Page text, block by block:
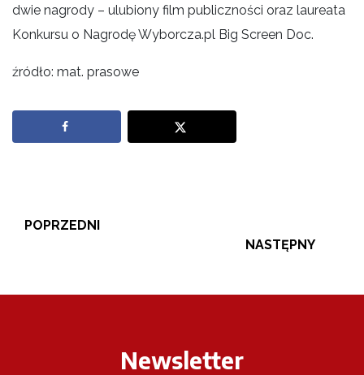
dwie nagrody – ulubiony film publiczności oraz laureata
Konkursu o Nagrodę Wyborcza.pl Big Screen Doc.
źródło: mat. prasowe
POPRZEDNI
NASTĘPNY
Newsletter